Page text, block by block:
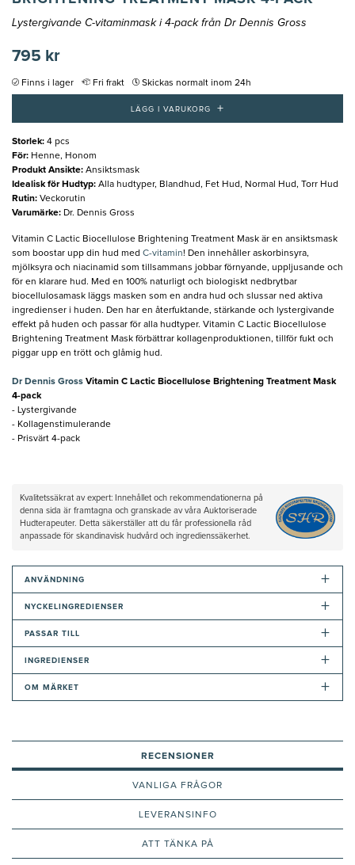
Lystergivande C-vitaminmask i 4-pack från Dr Dennis Gross
795 kr
Finns i lager Fri frakt Skickas normalt inom 24h
LÄGG I VARUKORG +
Storlek: 4 pcs
För: Henne, Honom
Produkt Ansikte: Ansiktsmask
Idealisk för Hudtyp: Alla hudtyper, Blandhud, Fet Hud, Normal Hud, Torr Hud
Rutin: Veckorutin
Varumärke: Dr. Dennis Gross
Vitamin C Lactic Biocellulose Brightening Treatment Mask är en ansiktsmask
som boostar upp din hud med C-vitamin! Den innehåller askorbinsyra,
mjölksyra och niacinamid som tillsammans jobbar förnyande, uppljusande och
för en klarare hud. Med en 100% naturligt och biologiskt nedbrytbar
biocellulosamask läggs masken som en andra hud och slussar ned aktiva
ingredienser i huden. Den har en återfuktande, stärkande och lystergivande
effekt på huden och passar för alla hudtyper. Vitamin C Lactic Biocellulose
Brightening Treatment Mask förbättrar kollagenproduktionen, tillför fukt och
piggar upp en trött och glåmig hud.
Dr Dennis Gross Vitamin C Lactic Biocellulose Brightening Treatment Mask
4-pack
- Lystergivande
- Kollagenstimulerande
- Prisvärt 4-pack
Kvalitetssäkrat av expert: Innehållet och rekommendationerna på
denna sida är framtagna och granskade av våra Auktoriserade
Hudterapeuter. Detta säkerställer att du får professionella råd
anpassade för skandinavisk hudvård och ingredienssäkerhet.
ANVÄNDNING +
NYCKELINGREDIENSER +
PASSAR TILL +
INGREDIENSER +
OM MÄRKET +
RECENSIONER
VANLIGA FRÅGOR
LEVERANSINFO
ATT TÄNKA PÅ